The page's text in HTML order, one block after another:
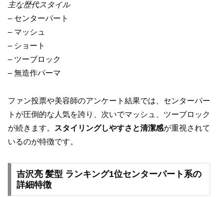
主な歴代スタイル
– センターパート
– マッシュ
– ショート
– ツーブロック
– 無造作パーマ
ファン投票や美容師のアンケート結果では、センターパー
トが圧倒的な人気を誇り、次いでマッシュ、ツーブロック
が続きます。
スタイリングしやすさと清潔感が重視されて
いるのが特徴です。
吉沢亮 髪型 ランキング1位センターパート系の
詳細特徴